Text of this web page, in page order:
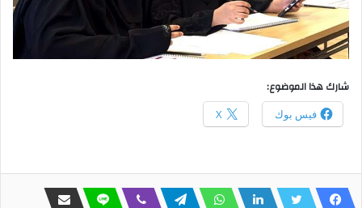
شارك هذا الموضوع:
فيس بوك X